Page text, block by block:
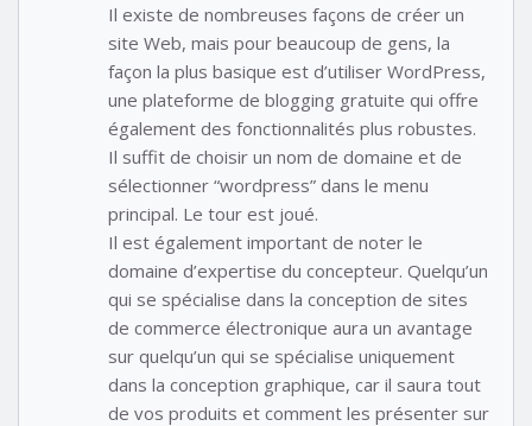
Il existe de nombreuses façons de créer un
site Web, mais pour beaucoup de gens, la
façon la plus basique est d’utiliser WordPress,
une plateforme de blogging gratuite qui offre
également des fonctionnalités plus robustes.
Il suffit de choisir un nom de domaine et de
sélectionner “wordpress” dans le menu
principal. Le tour est joué.
Il est également important de noter le
domaine d’expertise du concepteur. Quelqu’un
qui se spécialise dans la conception de sites
de commerce électronique aura un avantage
sur quelqu’un qui se spécialise uniquement
dans la conception graphique, car il saura tout
de vos produits et comment les présenter sur